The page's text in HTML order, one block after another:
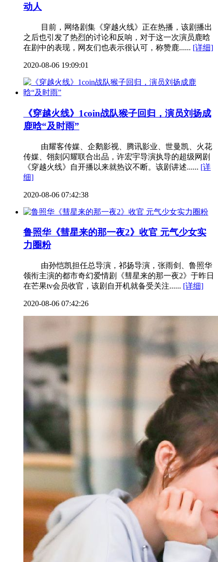
动人
目前，网络剧集《穿越火线》正在热播，该剧播出
之后也引发了热烈的讨论和反响，对于这一次演员鹿晗
在剧中的表现，网友们也表示很认可，称赞鹿...... [详细]
2020-08-06 19:09:01
《穿越火线》1coin战队猴子回归，演员刘扬成
鹿晗“及时雨”
由耀客传媒、企鹅影视、腾讯影业、世曼凯、火花
传媒、翎刻闪耀联合出品，许宏宇导演执导的超级网剧
《穿越火线》自开播以来就热议不断。该剧讲述...... [详
细]
2020-08-06 07:42:38
鲁照华《彗星来的那一夜2》收官 元气少女实
力圈粉
由孙恺凯担任总导演，祁扬导演，张雨剑、鲁照华
领衔主演的都市奇幻爱情剧《彗星来的那一夜2》于昨日
在芒果tv会员收官，该剧自开机就备受关注...... [详细]
2020-08-06 07:42:26